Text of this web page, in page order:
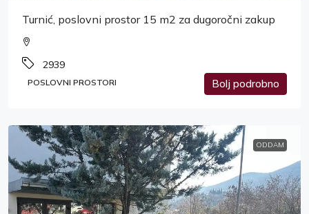
Turnić, poslovni prostor 15 m2 za dugoročni zakup
2939
POSLOVNI PROSTORI Bolj podrobno
ODDAM